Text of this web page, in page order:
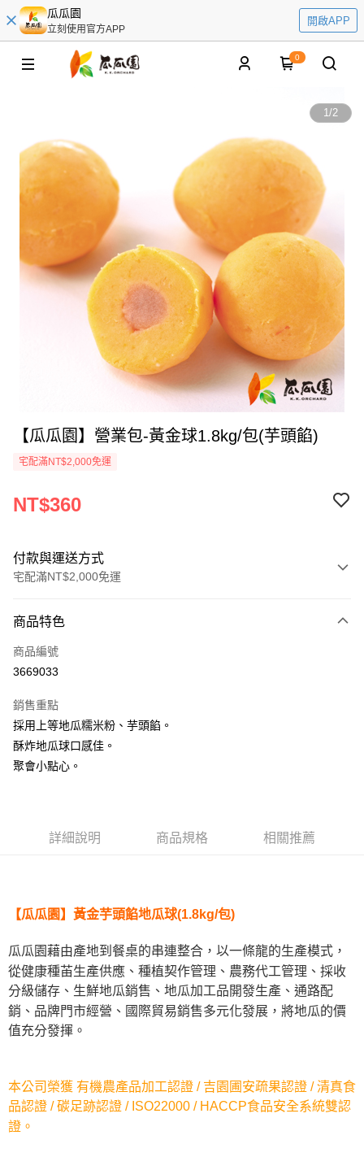
瓜瓜園
立刻使用官方APP
開啟APP
0
1/2
【瓜瓜園】營業包-黃金球1.8kg/包(芋頭餡)
宅配滿NT$2,000免運
NT$360
付款與運送方式
宅配滿NT$2,000免運
信用卡一次付款
LINE Pay
街口支付
悠遊付
相關說明
２．便利：只要手機號碼，簡訊認證，即可結帳。
３．安心：先確認商品／服務後，再付款。
【「AFTEE先享後付」結帳流程】
１．於結帳方式選擇「AFTEE先享後付」後，將跳轉至「AFTEE先享後付」
結帳頁面，進行簡訊認證並確認金額後，即可完成結帳。
２．訂單成立數日內，您將收到繳費通知簡訊。
３．收到繳費通知簡訊後14天內，點擊此簡訊中的連結，可透過四大超商／
ATM／網路銀行／等多元方式進行付款，方視為交易完成。
※ 請注意：結帳手續完成當下不需立刻繳費，但若您需要取消訂單，請聯絡
※ 交易是否成功請以「AFTEE先享後付 」之結帳頁面顯示為準，若有關於
是否繳費成功／繳費後需取消欲退款等相關疑問，請聯繫「AFTEE先享後付
客戶支援中心」https://netprotections.freshdesk.com/support/home
宅配到府(冷凍)
每筆NT$250，滿NT$2,000(含以上)免運費
冷凍貨到付款
每筆NT$250，滿NT$2,000(含以上)免運費
商品特色
商品編號
3669033
銷售重點
採用上等地瓜糯米粉、芋頭餡。
酥炸地瓜球口感佳。
聚會小點心。
詳細說明 商品規格 相關推薦
【瓜瓜園】黃金芋頭餡地瓜球(1.8kg/包)
瓜瓜園藉由產地到餐桌的串連整合，以一條龍的生產模式，
從健康種苖生產供應、種植契作管理、農務代工管理、採收
分級儲存、生鮮地瓜銷售、地瓜加工品開發生產、通路配
銷、品牌門市經營、國際貿易銷售多元化發展，將地瓜的價
值充分發揮。
本公司榮獲 有機農產品加工認證 / 吉園圃安疏果認證 / 清真食
品認證 / 碳足跡認證 / ISO22000 / HACCP食品安全系統雙認
證。